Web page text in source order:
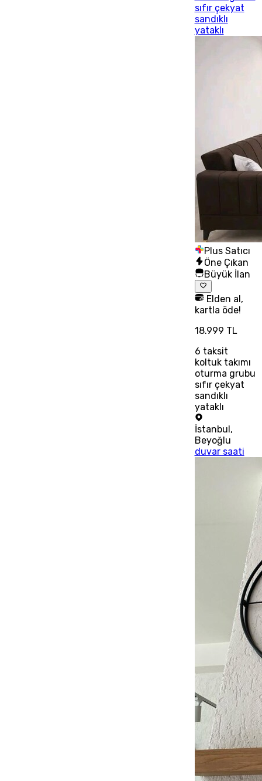
sıfır çekyat
sandıklı
yataklı
Plus Satıcı
Öne Çıkan
Büyük İlan
Elden al,
kartla öde!
18.999 TL
6 taksit
koltuk takımı
oturma grubu
sıfır çekyat
sandıklı
yataklı
İstanbul ,
Beyoğlu
duvar saati